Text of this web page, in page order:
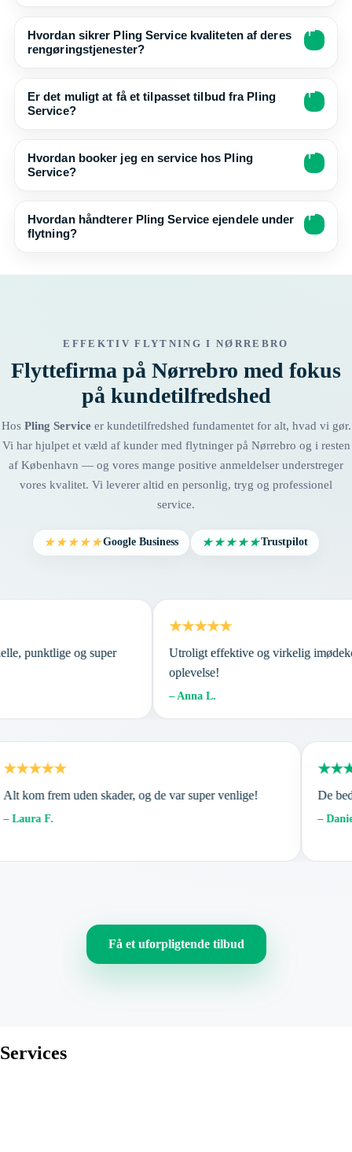
Hvordan sikrer Pling Service kvaliteten af deres
rengøringstjenester?
Er det muligt at få et tilpasset tilbud fra Pling
Service?
Hvordan booker jeg en service hos Pling
Service?
Hvordan håndterer Pling Service ejendele under
flytning?
EFFEKTIV FLYTNING I NØRREBRO
Flyttefirma på Nørrebro med fokus
på kundetilfredshed
Hos Pling Serviceer kundetilfredshed fundamentet for alt, hvad vi gør.
Vi har hjulpet et væld af kunder med flytninger på Nørrebro og i resten
af København — og vores mange positive anmeldelser understreger
vores kvalitet. Vi leverer altid en personlig, tryg og professionel
service.
★★★★★Google Business ★★★★★Trustpilot
punktlige og super
★★★★★
Utroligt effektive og virkelig
oplevelse!
– Anna L.
kom frem uden skader, og de var super venlige!
F.
De
– Daniel
Få et uforpligtende tilbud
Services